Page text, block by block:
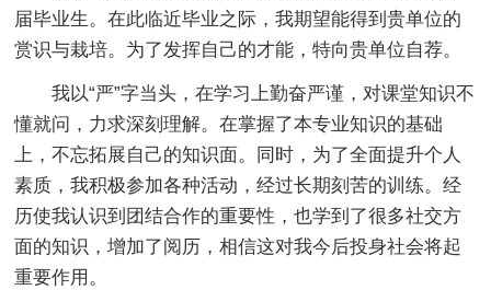
届毕业生。在此临近毕业之际，我期望能得到贵单位的
赏识与栽培。为了发挥自己的才能，特向贵单位自荐。
我以“严”字当头，在学习上勤奋严谨，对课堂知识不
懂就问，力求深刻理解。在掌握了本专业知识的基础
上，不忘拓展自己的知识面。同时，为了全面提升个人
素质，我积极参加各种活动，经过长期刻苦的训练。经
历使我认识到团结合作的重要性，也学到了很多社交方
面的知识，增加了阅历，相信这对我今后投身社会将起
重要作用。